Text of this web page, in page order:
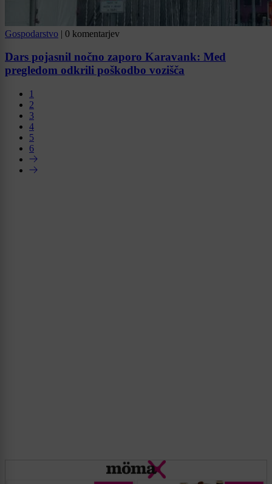
Gospodarstvo | 0 komentarjev
Dars pojasnil nočno zaporo Karavank: Med
pregledom odkrili poškodbo vozišča
1
2
3
4
5
6